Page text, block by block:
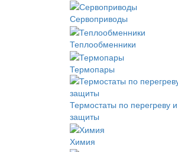
Сервоприводы
Теплообменники
Термопары
Термостаты по перегреву и
защиты
Химия